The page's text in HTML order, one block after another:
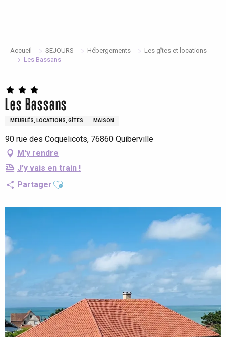
Accueil SEJOURS Hébergements
Les gîtes et locations
Les Bassans
Les Bassans
MEUBLÉS, LOCATIONS, GÎTES MAISON
90 rue des Coquelicots, 76860 Quiberville
M'y rendre
J'y vais en train !
Partager Ajouter aux favoris